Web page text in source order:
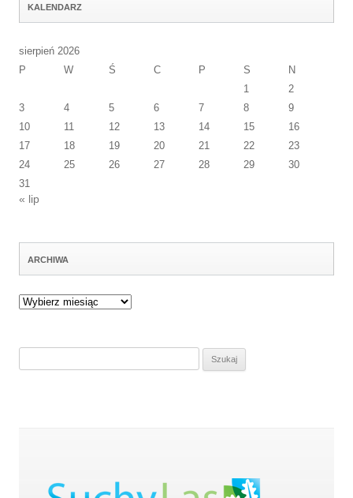
KALENDARZ
sierpień 2026
P
W Ś C P S
N
1
2
3
4 5 6 7 8
9
10
11 12 13 14 15
16
17
18 19 20 21 22
23
24
25 26 27 28 29
30
31
« lip
ARCHIWA
Archiwa